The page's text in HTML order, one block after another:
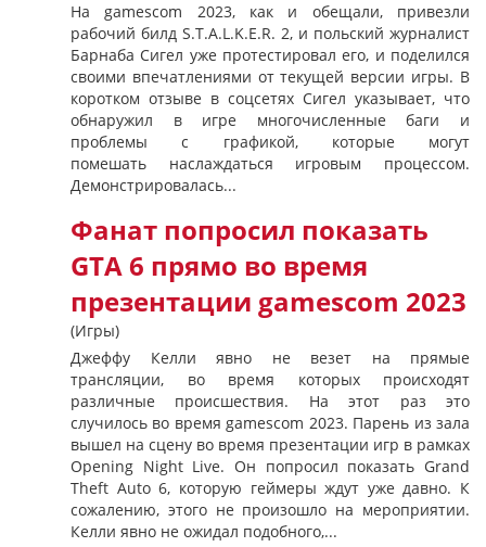
На gamescom 2023, как и обещали, привезли
рабочий билд S.T.A.L.K.E.R. 2, и польский журналист
Барнаба Сигел уже протестировал его, и поделился
своими впечатлениями от текущей версии игры. В
коротком отзыве в соцсетях Сигел указывает, что
обнаружил в игре многочисленные баги и
проблемы с графикой, которые могут
помешать наслаждаться игровым процессом.
Демонстрировалась...
Фанат попросил показать
GTA 6 прямо во время
презентации gamescom 2023
(Игры)
Джеффу Келли явно не везет на прямые
трансляции, во время которых происходят
различные происшествия. На этот раз это
случилось во время gamescom 2023. Парень из зала
вышел на сцену во время презентации игр в рамках
Opening Night Live. Он попросил показать Grand
Theft Auto 6, которую геймеры ждут уже давно. К
сожалению, этого не произошло на мероприятии.
Келли явно не ожидал подобного,...